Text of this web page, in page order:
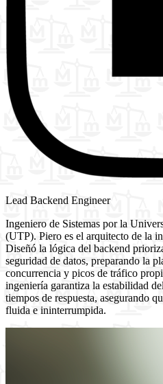
Lead Backend Engineer
Ingeniero de Sistemas por la
(UTP). Piero es el arquitecto de la
Diseñó la lógica del backend
seguridad de datos, preparando la
concurrencia y picos de tráfico
ingeniería garantiza la estabilidad
tiempos de respuesta, asegurando
fluida e ininterrumpida.